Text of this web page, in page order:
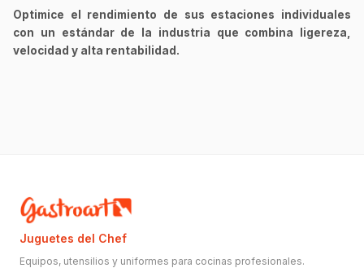
Optimice el rendimiento de sus estaciones individuales
con un estándar de la industria que combina ligereza,
velocidad y alta rentabilidad.
Juguetes del Chef
Equipos, utensilios y uniformes para cocinas profesionales.